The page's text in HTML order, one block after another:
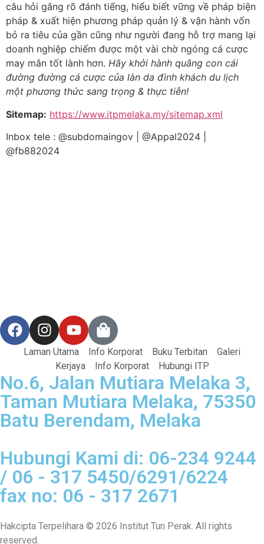
câu hỏi gắng rõ đánh tiếng, hiểu biết vững về pháp biện
pháp & xuất hiện phương pháp quản lý & vận hành vốn
bỏ ra tiêu của gần cũng như người đang hỗ trợ mang lại
doanh nghiệp chiếm được một vài chờ ngóng cá cược
may mắn tốt lành hơn. Hãy khởi hành quãng con cái
đường đường cá cược của làn da đình khách du lịch
một phương thức sang trọng & thực tiễn!
Sitemap: https://www.itpmelaka.my/sitemap.xml
Inbox tele : @subdomaingov | @Appal2024 |
@fb882024
Laman Utama Info Korporat Buku Terbitan
Galeri
Kerjaya
Info Korporat Hubungi ITP
No.6, Jalan Mutiara Melaka 3,
Taman Mutiara Melaka, 75350
Batu Berendam, Melaka
Hubungi Kami di: 06-234 9244
/ 06 - 317 5450/6291/6224
fax no: 06 - 317 2671
Hakcipta Terpelihara © 2026 Institut Tun Perak. All rights
reserved.